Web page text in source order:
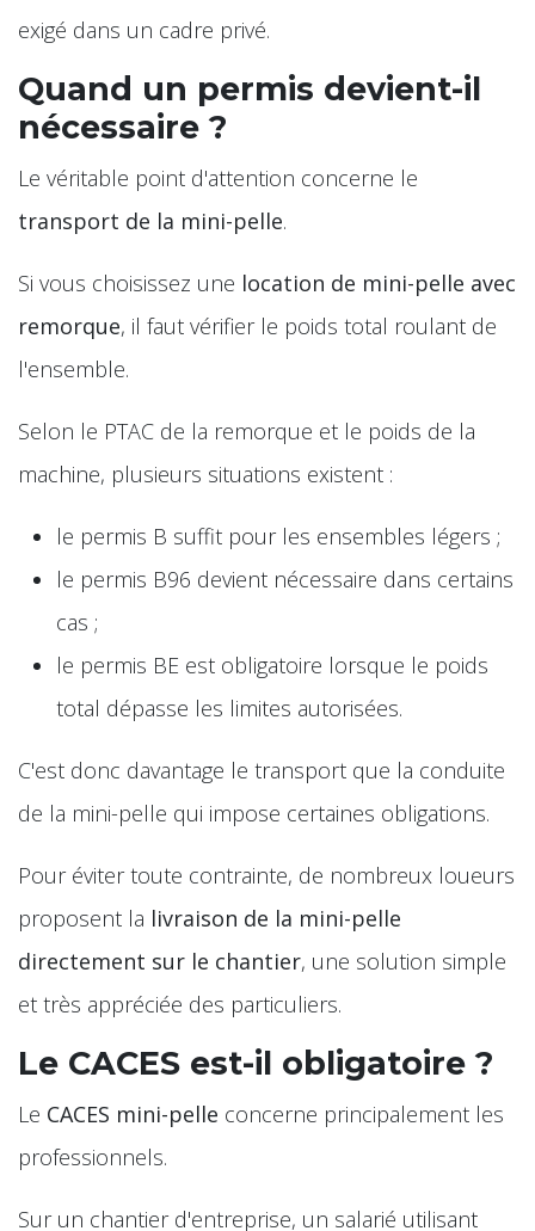
exigé dans un cadre privé.
Quand un permis devient-il
nécessaire ?
Le véritable point d'attention concerne le
transport de la mini-pelle.
Si vous choisissez une location de mini-pelle avec
remorque, il faut vérifier le poids total roulant de
l'ensemble.
Selon le PTAC de la remorque et le poids de la
machine, plusieurs situations existent :
le permis B suffit pour les ensembles légers ;
le permis B96 devient nécessaire dans certains
cas ;
le permis BE est obligatoire lorsque le poids
total dépasse les limites autorisées.
C'est donc davantage le transport que la conduite
de la mini-pelle qui impose certaines obligations.
Pour éviter toute contrainte, de nombreux loueurs
proposent la livraison de la mini-pelle
directement sur le chantier, une solution simple
et très appréciée des particuliers.
Le CACES est-il obligatoire ?
Le CACES mini-pelle concerne principalement les
professionnels.
Sur un chantier d'entreprise, un salarié utilisant